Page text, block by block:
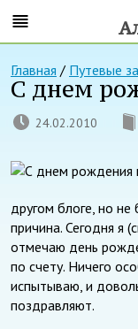
Главная / Путевые
С днем
24.02.2010
другом блоге, но
причина. Сегодня я
отмечаю день
по счету. Ничего
испытываю, и
поздравляют.